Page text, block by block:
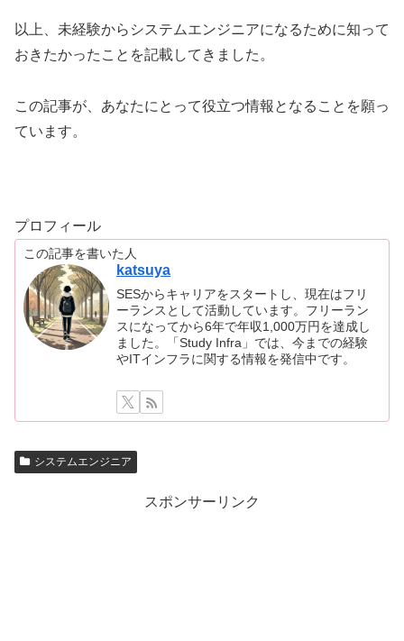
以上、未経験からシステムエンジニアになるために知って
おきたかったことを記載してきました。
この記事が、あなたにとって役立つ情報となることを願っ
ています。
プロフィール
この記事を書いた人
katsuya
SESからキャリアをスタートし、現在はフリ
ーランスとして活動しています。フリーラン
スになってから6年で年収1,000万円を達成し
ました。「Study Infra」では、今までの経験
やITインフラに関する情報を発信中です。
システムエンジニア
スポンサーリンク